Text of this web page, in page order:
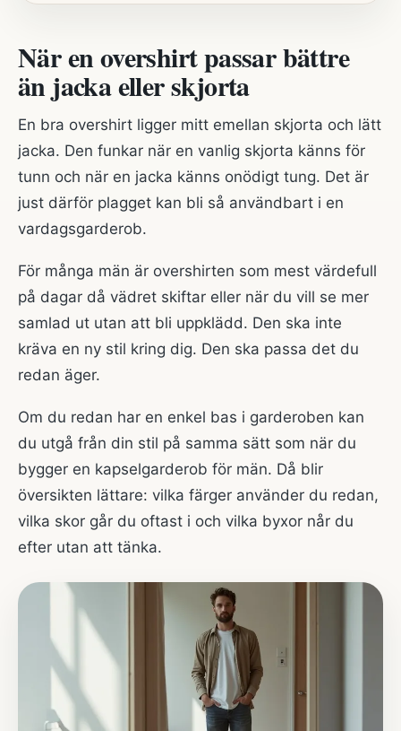
När en overshirt passar bättre
än jacka eller skjorta
En bra overshirt ligger mitt emellan skjorta och lätt
jacka. Den funkar när en vanlig skjorta känns för
tunn och när en jacka känns onödigt tung. Det är
just därför plagget kan bli så användbart i en
vardagsgarderob.
För många män är overshirten som mest värdefull
på dagar då vädret skiftar eller när du vill se mer
samlad ut utan att bli uppklädd. Den ska inte
kräva en ny stil kring dig. Den ska passa det du
redan äger.
Om du redan har en enkel bas i garderoben kan
du utgå från din stil på samma sätt som när du
bygger en kapselgarderob för män. Då blir
översikten lättare: vilka färger använder du redan,
vilka skor går du oftast i och vilka byxor når du
efter utan att tänka.